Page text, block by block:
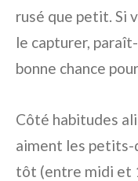
rusé que petit. Si
le capturer,
bonne chance
Côté habitudes
aiment les petits-
tôt (entre midi et